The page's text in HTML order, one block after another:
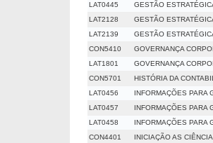
LAT0445
GESTÃO
LAT2128
GESTÃO
LAT2139
GESTÃO
CON5410
GOVERNANÇA
LAT1801
GOVERNANÇA
CON5701
HISTÓRIA DA
LAT0456
INFORMAÇÕES PARA
LAT0457
INFORMAÇÕES PARA
LAT0458
INFORMAÇÕES PARA
CON4401
INICIAÇÃO AS